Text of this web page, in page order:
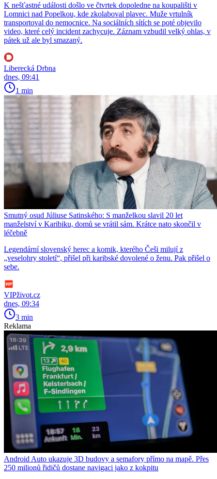
K nešťastné události došlo ve čtvrtek dopoledne na koupališti v
Lomnici nad Popelkou, kde zkolaboval plavec. Muže vrtulník
transportoval do nemocnice. Na sociálních sítích se poté objevilo
video, které celý incident zachycuje. Záznam vzbudil velký ohlas, v
pátek už ale byl smazaný.
Liberecká Drbna
dnes, 09:41
1 min
Smutný osud Júliuse Satinského: S manželkou slavil 20 let
manželství v Karibiku, domů se vrátil sám. Krátce nato skončil v
léčebně
Legendární slovenský herec a komik, kterého Češi milují z
„veselohry století“, přišel při karibské dovolené o ženu. Pak přišel o
sebe.
VIPživot.cz
dnes, 09:34
3 min
Reklama
Android Auto ukazuje 3D budovy a semafory přímo na mapě. Přes
250 milionů řidičů dostane navigaci jako z kokpitu